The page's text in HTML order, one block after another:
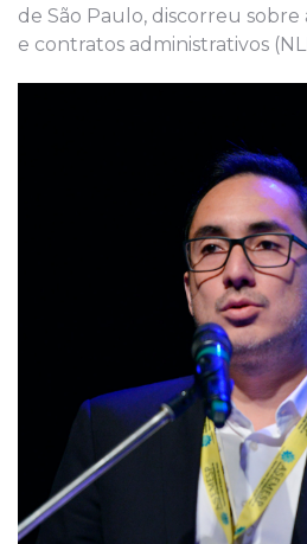
de São Paulo, discorreu
e contratos administrativos